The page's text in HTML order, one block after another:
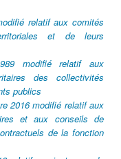
relatif aux comités
et de leurs
modifié relatif aux
des collectivités
publics
2016 modifié relatif aux
et aux conseils de
de la fonction